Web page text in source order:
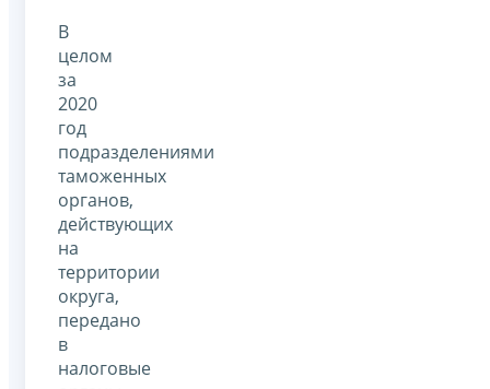
В
целом
за
2020
год
подразделениями
таможенных
органов,
действующих
на
территории
округа,
передано
в
налоговые